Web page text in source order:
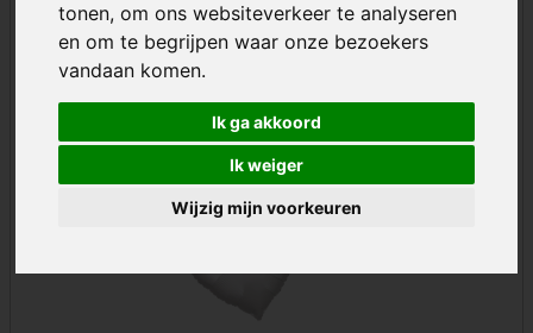
tonen, om ons websiteverkeer te analyseren
en om te begrijpen waar onze bezoekers
vandaan komen.
Ik ga akkoord
Ik weiger
Wijzig mijn voorkeuren